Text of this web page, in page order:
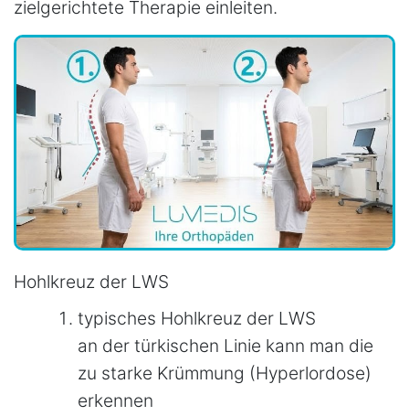
zielgerichtete Therapie einleiten.
Hohlkreuz der LWS
typisches Hohlkreuz der LWS
an der türkischen Linie kann man die
zu starke Krümmung (Hyperlordose)
erkennen